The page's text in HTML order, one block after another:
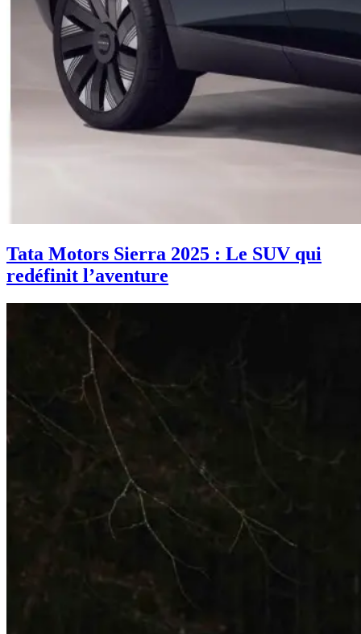
Tata Motors Sierra 2025 : Le SUV qui
redéfinit l’aventure